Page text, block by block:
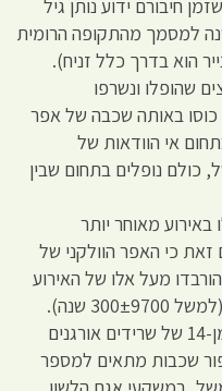
חיבורם ידוע נותן גיל
למסמך מהתקופה הרומית
הוא בדרך כלל זניח).
שהופלו ונשרפו
באותה שכבה של אפר
אי הוודאות של
נופלים בתחום שבין
מאוחר יותר
זאת כי האפר הוולקני של
מעל אלו של האירוע
שנה).
הפרש הזמנים בין תארוכי פחמן-14 של שרידים אורגנים
שכבות מתאים למספר